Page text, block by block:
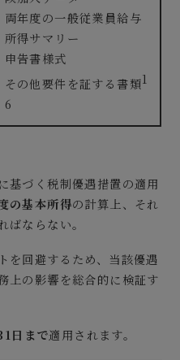
両年度の一般従業員給与
所得サマリー
申告書様式
その他要件を証する書類1
6
基づく税制優遇措置の適用
の基本所得の計算上、それ
ばならない。
を回避するため、当該優遇
上の影響を総合的に検証す
日まで適用されます。